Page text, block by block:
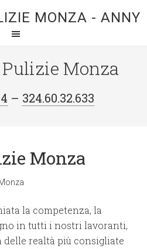
MONZA - ANNY
Monza
– 324.60.32.633
Monza
la competenza, la
in tutti i nostri lavoranti,
delle realtà più consigliate